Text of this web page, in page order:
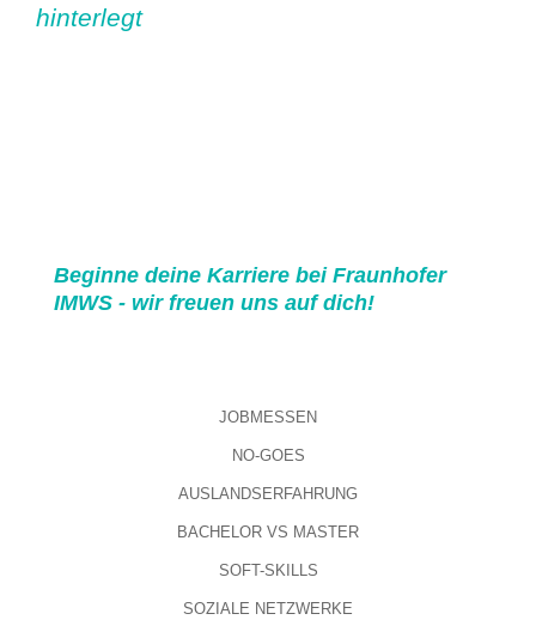
hinterlegt
Beginne deine Karriere bei Fraunhofer
IMWS - wir freuen uns auf dich!
JOBMESSEN
NO-GOES
AUSLANDSERFAHRUNG
BACHELOR VS MASTER
SOFT-SKILLS
SOZIALE NETZWERKE